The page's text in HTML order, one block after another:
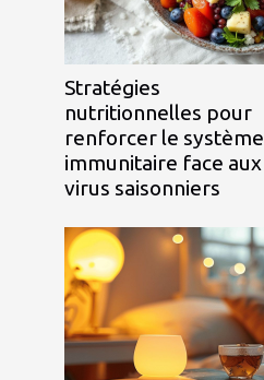
Stratégies
nutritionnelles pour
renforcer le système
immunitaire face aux
virus saisonniers